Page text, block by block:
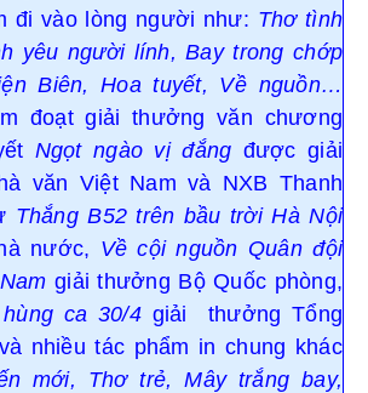
đi vào lòng người như: Thơ tình
yêu người lính, Bay trong chớp
Biên, Hoa tuyết, Về nguồn…
đoạt giải thưởng văn chương
Ngọt ngào vị đắng được giải
văn Việt Nam và NXB Thanh
Thắng B52 trên bầu trời Hà Nội
nước, Về cội nguồn Quân đội
giải thưởng Bộ Quốc phòng,
ca 30/4 giải thưởng Tổng
nhiều tác phẩm in chung khác
mới, Thơ trẻ, Mây trắng bay,